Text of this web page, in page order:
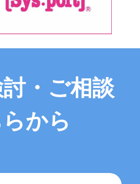
・ご相談
から